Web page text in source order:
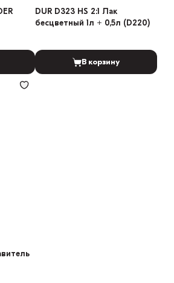
DUR D323 HS 2:1 Лак
бесцветный 1л + 0,5л (D220)
В корзину